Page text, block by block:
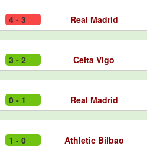
4 - 3 Real Madrid
3 - 2 Celta Vigo
0 - 1 Real Madrid
1 - 0 Athletic Bilbao